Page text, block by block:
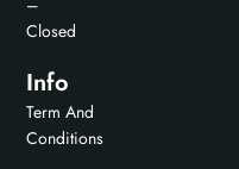
–
Closed
Info
Term And
Conditions